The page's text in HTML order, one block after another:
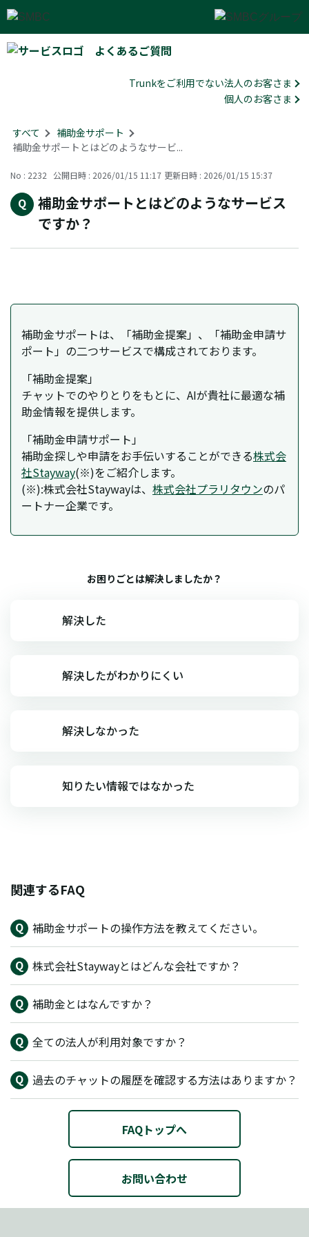
よくあるご質問
Trunkをご利用でない法人のお客さま
個人のお客さま
すべて > 補助金サポート >
補助金サポートとはどのようなサービ...
No : 2232 公開日時 : 2026/01/15 11:17 更新日時 : 2026/01/15 15:37
補助金サポートとはどのようなサービス
ですか？
補助金サポートは、「補助金提案」、「補助金申請サ
ポート」の二つサービスで構成されております。
「補助金提案」
チャットでのやりとりをもとに、AIが貴社に最適な補
助金情報を提供します。
「補助金申請サポート」
補助金探しや申請をお手伝いすることができる株式会
社Stayway(※)をご紹介します。
(※):株式会社Staywayは、 株式会社プラリタウンのパ
ートナー企業です。
お困りごとは解決しましたか？
解決した
解決したがわかりにくい
解決しなかった
知りたい情報ではなかった
関連するFAQ
補助金サポートの操作方法を教えてください。
株式会社Staywayとはどんな会社ですか？
補助金とはなんですか？
全ての法人が利用対象ですか？
過去のチャットの履歴を確認する方法はありますか？
FAQトップへ
お問い合わせ